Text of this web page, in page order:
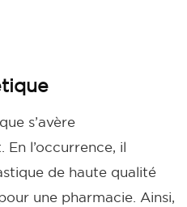
s’avère
l’occurrence, il
de haute qualité
une pharmacie. Ainsi,